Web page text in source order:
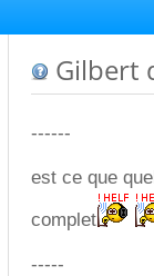
Gilbert
------
est ce que
complet
-----